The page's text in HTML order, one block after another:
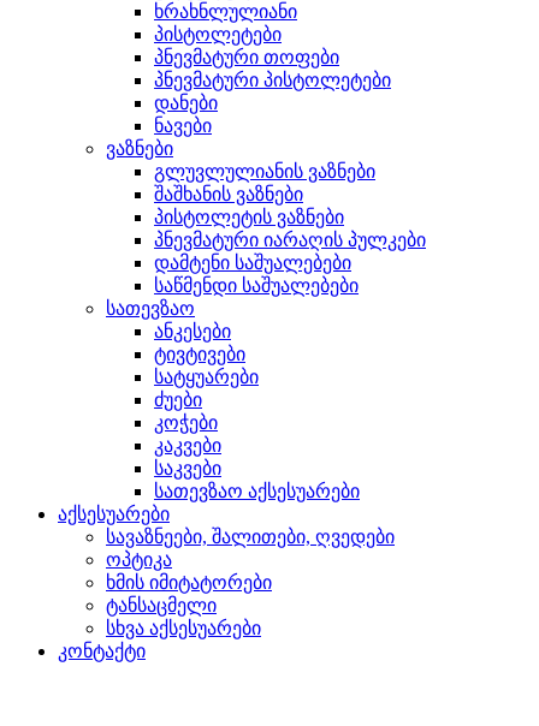
ხრახნლულიანი
პისტოლეტები
პნევმატური თოფები
პნევმატური პისტოლეტები
დანები
ნავები
ვაზნები
გლუვლულიანის ვაზნები
შაშხანის ვაზნები
პისტოლეტის ვაზნები
პნევმატური იარაღის პულკები
დამტენი საშუალებები
საწმენდი საშუალებები
სათევზაო
ანკესები
ტივტივები
სატყუარები
ძუები
კოჭები
კაკვები
საკვები
სათევზაო აქსესუარები
აქსესუარები
სავაზნეები, შალითები, ღვედები
ოპტიკა
ხმის იმიტატორები
ტანსაცმელი
სხვა აქსესუარები
კონტაქტი